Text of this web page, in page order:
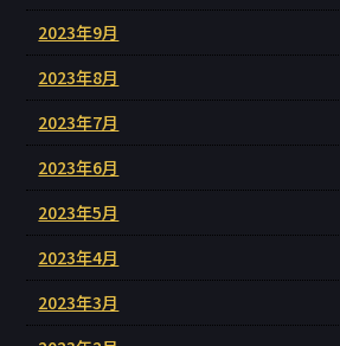
2023年9月
2023年8月
2023年7月
2023年6月
2023年5月
2023年4月
2023年3月